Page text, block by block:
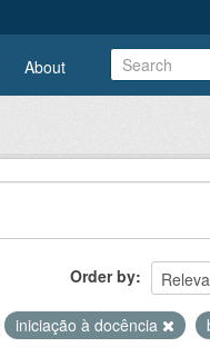
About
Order by
iniciação à docência